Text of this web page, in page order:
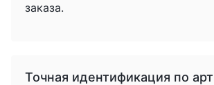
заказа.
Точная идентификация по